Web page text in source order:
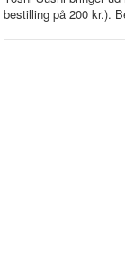
bestilling på 200 kr.).